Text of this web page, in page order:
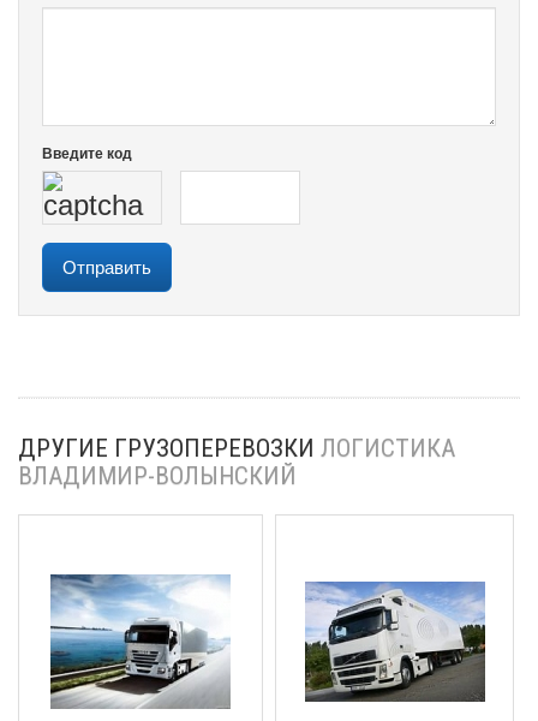
Введите код
ДРУГИЕ ГРУЗОПЕРЕВОЗКИ ЛОГИСТИКА
ВЛАДИМИР-ВОЛЫНСКИЙ